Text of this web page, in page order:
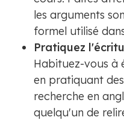
les arguments
formel utilisé
Pratiquez
Habituez-vous à
en pratiquant
recherche en
quelqu'un de